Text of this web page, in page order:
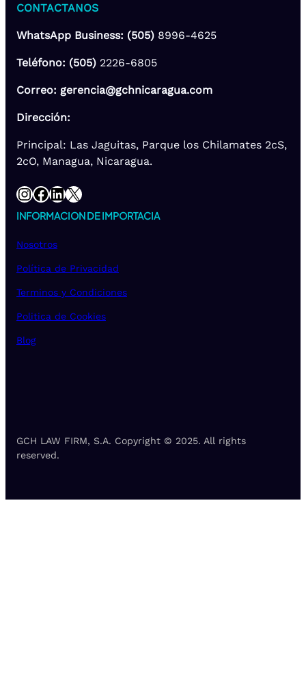
CONTACTANOS
WhatsApp Business: (505) 8996-4625
Teléfono: (505) 2226-6805
Correo: gerencia@gchnicaragua.com
Dirección:
Principal: Las Jaguitas, Parque los Chilamates 2cS,
2cO, Managua, Nicaragua.
InstagramFacebook LinkedIn X
INFORMACION DE IMPORTACIA
Nosotros
Política de Privacidad
Terminos y Condiciones
Politica de Cookies
Blog
GCH LAW FIRM, S.A. Copyright © 2025. All rights
reserved.